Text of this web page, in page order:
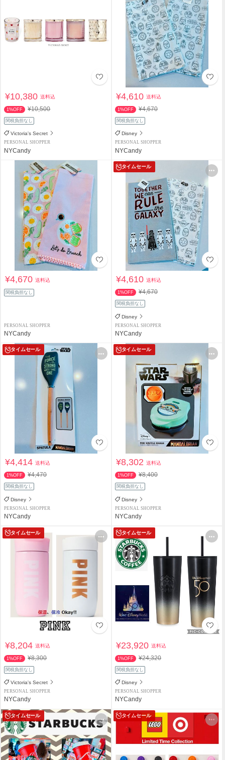
¥10,380送料込
1%OFF ¥10,500
関税負担なし
Victoria's Secret
PERSONAL SHOPPER
NYCandy
¥4,610送料込
1%OFF ¥4,670
関税負担なし
Disney
PERSONAL SHOPPER
NYCandy
¥4,670送料込
関税負担なし
PERSONAL SHOPPER
NYCandy
タイムセール
¥4,610送料込
1%OFF ¥4,670
関税負担なし
Disney
PERSONAL SHOPPER
NYCandy
タイムセール
¥4,414送料込
1%OFF ¥4,470
関税負担なし
Disney
PERSONAL SHOPPER
NYCandy
タイムセール
¥8,302送料込
1%OFF ¥8,400
関税負担なし
Disney
PERSONAL SHOPPER
NYCandy
タイムセール
¥8,204送料込
1%OFF ¥8,300
関税負担なし
Victoria's Secret
PERSONAL SHOPPER
NYCandy
タイムセール
¥23,920送料込
1%OFF ¥24,320
関税負担なし
Disney
PERSONAL SHOPPER
NYCandy
タイムセール タイムセール